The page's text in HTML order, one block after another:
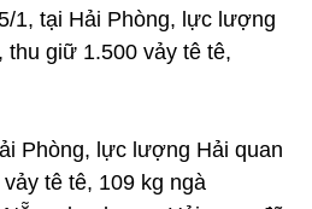
1, tại Hải Phòng, lực lượng
thu giữ 1.500 vảy tê tê,
Phòng, lực lượng Hải quan
tê tê, 109 kg ngà